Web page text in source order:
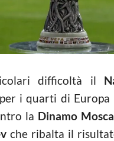
difficoltà il
i quarti di Europa
la Dinamo Mosca
che ribalta il